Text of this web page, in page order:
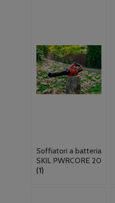
Soffiatori a batteria
SKIL PWRCORE 20
(1)